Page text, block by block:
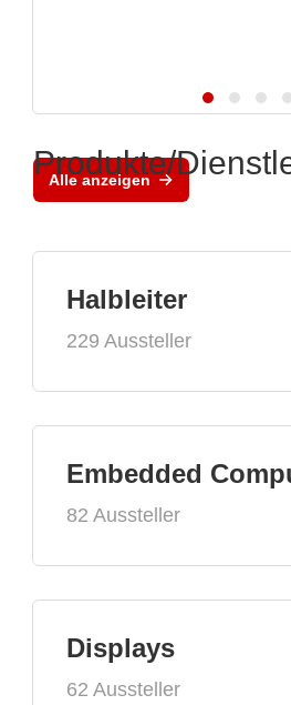
Alle anzeigen
Produkte/
Halbleiter
229 Aussteller
Embedded
82 Aussteller
Displays
62 Aussteller